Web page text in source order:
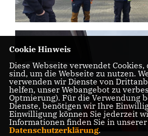
Cookie Hinweis
Diese Webseite verwendet
sind, um die Webseite zu nutzen.
verwenden wir Dienste von
helfen, unser Webangebot zu
Optmierung). Für die Verwendung
Dienste, benötigen wir Ihre
Einwilligung können Sie jederzeit
Informationen finden Sie in unserer
Datenschutzerklärung.